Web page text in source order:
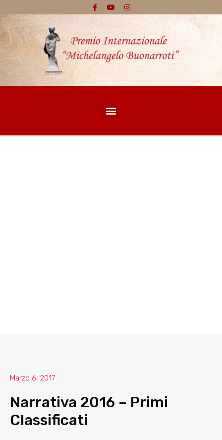
Marzo 6, 2017
Narrativa 2016 – Primi
Classificati